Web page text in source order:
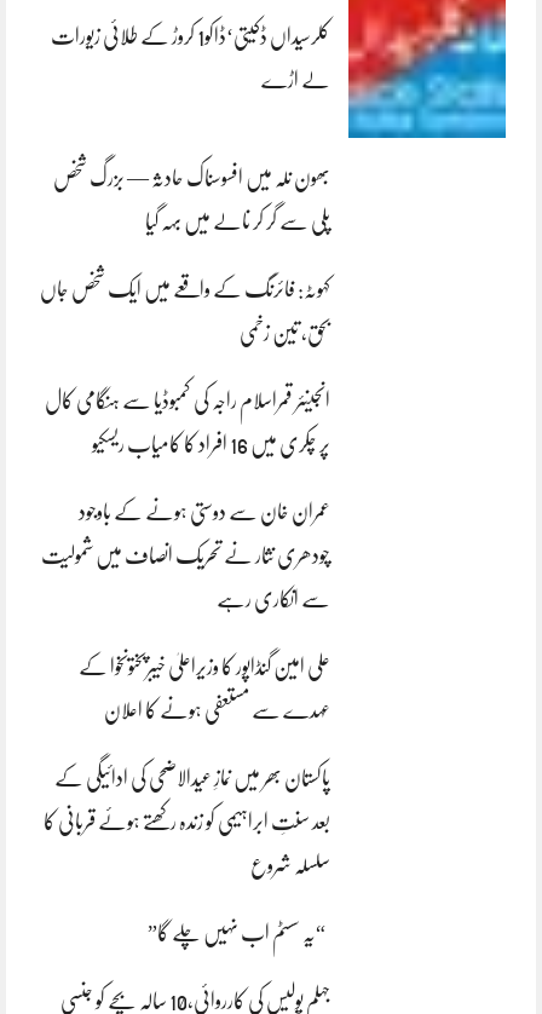
کلرسیداں ڈکیتی‘ڈاکو1 کروڑ کے طلائی زیورات
لے اڑے
بھون نلہ میں افسوسناک حادثہ — بزرگ شخص
پلی سے گر کر نالے میں بہہ گیا
کہوٹہ: فائرنگ کے واقعے میں ایک شخص جاں
بحق، تین زخمی
انجینئر قمراسلام راجہ کی کمبوڈیا سے ہنگامی کال
پر چکری میں 16 افراد کا کامیاب ریسکیو
عمران خان سے دوستی ہونے کے باوجود
چودھری نثار نے تحریک انصاف میں شمولیت
سے انکاری رہے
علی امین گنڈاپور کا وزیراعلیٰ خیبرپختونخوا کے
عہدے سے مستعفی ہونے کا اعلان
پاکستان بھر میں نمازِ عیدالاضحی کی ادائیگی کے
بعد سنتِ ابراہیمی کو زندہ رکھتے ہوئے قربانی کا
سلسلہ شروع
“یہ سسٹم اب نہیں چلے گا”
جہلم پولیس کی کارروائی،10 سالہ بچے کو جنسی